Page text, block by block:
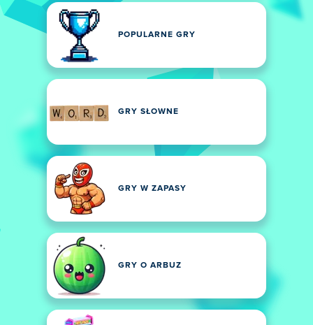
POPULARNE GRY
GRY SŁOWNE
GRY W ZAPASY
GRY O ARBUZ